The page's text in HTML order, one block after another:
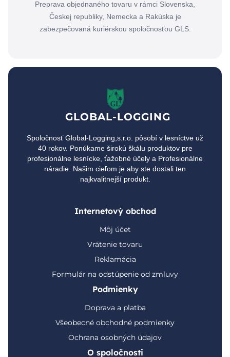
Preprava objednaného tovaru v rámci Slovenska,
Českej republiky, Nemecka a Rakúska je
zabezpečovaná kuriérskou spoločnosťou GLS.
GLOBAL-LOGGING
Spoločnosť Global-Logging,s.r.o. pôsobí v lesníctve už
40 rokov. Ponúkame širokú škálu produktov pre
profesionálne lesnícke, ťažobné účely a Profesionálne
náradie. Našim cieľom je aby ste dostali ten
najkvalitnejší produkt.
Internetový obchod
Môj účet
Vrátenie tovaru
Reklamácia
Formulár na odstúpenie od zmluvy
Podmienky
Doprava a platba
Všeobecné obchodné podmienky
Ochrana osobných údajov
O spoločnosti